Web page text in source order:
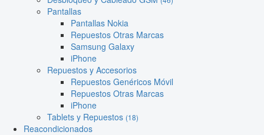
Pantallas
Pantallas Nokia
Repuestos Otras Marcas
Samsung Galaxy
iPhone
Repuestos y Accesorios
Repuestos Genéricos Móvil
Repuestos Otras Marcas
iPhone
Tablets y Repuestos (18)
Reacondicionados